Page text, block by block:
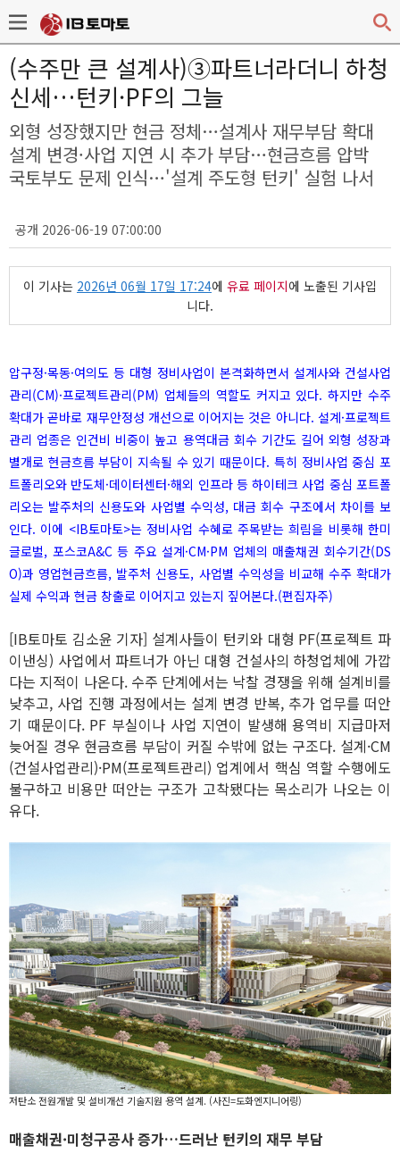
(수주만 큰 설계사)③파트너라더니 하청
신세…턴키·PF의 그늘
외형 성장했지만 현금 정체…설계사 재무부담 확대
설계 변경·사업 지연 시 추가 부담…현금흐름 압박
국토부도 문제 인식…'설계 주도형 턴키' 실험 나서
공개 2026-06-19 07:00:00
이 기사는 2026년 06월 17일 17:24에 유료 페이지에 노출된 기사입
니다.
압구정·목동·여의도 등 대형 정비사업이 본격화하면서 설계사와 건설사업
관리(CM)·프로젝트관리(PM) 업체들의 역할도 커지고 있다. 하지만 수주
확대가 곧바로 재무안정성 개선으로 이어지는 것은 아니다. 설계·프로젝트
관리 업종은 인건비 비중이 높고 용역대금 회수 기간도 길어 외형 성장과
별개로 현금흐름 부담이 지속될 수 있기 때문이다. 특히 정비사업 중심 포
트폴리오와 반도체·데이터센터·해외 인프라 등 하이테크 사업 중심 포트폴
리오는 발주처의 신용도와 사업별 수익성, 대금 회수 구조에서 차이를 보
인다. 이에 <IB토마토>는 정비사업 수혜로 주목받는 희림을 비롯해 한미
글로벌, 포스코A&C 등 주요 설계·CM·PM 업체의 매출채권 회수기간(DS
O)과 영업현금흐름, 발주처 신용도, 사업별 수익성을 비교해 수주 확대가
실제 수익과 현금 창출로 이어지고 있는지 짚어본다.(편집자주)
[IB토마토 김소윤 기자] 설계사들이 턴키와 대형 PF(프로젝트 파
이낸싱) 사업에서 파트너가 아닌 대형 건설사의 하청업체에 가깝
다는 지적이 나온다. 수주 단계에서는 낙찰 경쟁을 위해 설계비를
낮추고, 사업 진행 과정에서는 설계 변경 반복, 추가 업무를 떠안
기 때문이다. PF 부실이나 사업 지연이 발생해 용역비 지급마저
늦어질 경우 현금흐름 부담이 커질 수밖에 없는 구조다. 설계·CM
(건설사업관리)·PM(프로젝트관리) 업계에서 핵심 역할 수행에도
불구하고 비용만 떠안는 구조가 고착됐다는 목소리가 나오는 이
유다.
저탄소 전원개발 및 설비개선 기술지원 용역 설계. (사진=도화엔지니어링)
매출채권·미청구공사 증가…드러난 턴키의 재무 부담